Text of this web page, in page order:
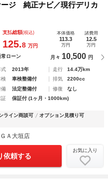
ジ 純正ナビ／現行デリカ
支払総額(税込)
125.8 万円
本体価格
113.3
万円
諸費用
12.5
万円
常ローン 月々 10,500 円
式 2013年 走行
14.4万km
検
車検整備付 排気
2200cc
備
法定整備付 修復
なし
証
保証付 (1ヶ月・1000km)
ライン商談可
オプション見積り可
Ａ大垣店
依頼する
お気に入り